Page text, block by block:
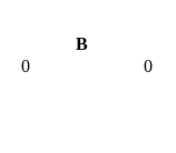
B
0 0